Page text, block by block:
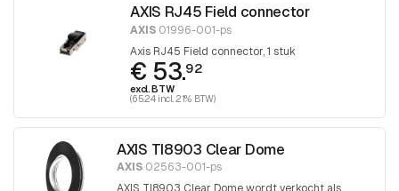
AXIS RJ45 Field connector
AXIS 01996-001-ps
Axis RJ45 Field connector, 1 stuk
€ 53.92
excl. BTW
(65.24 incl. 21% BTW)
AXIS TI8903 Clear Dome
AXIS 02563-001-ps